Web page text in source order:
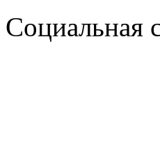
Социальная